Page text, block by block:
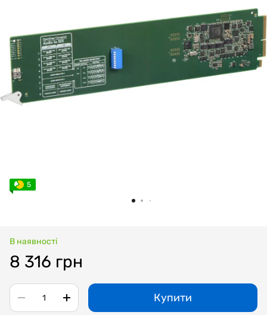
5
В наявності
8 316 грн
Купити